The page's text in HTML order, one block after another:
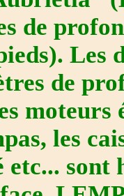
de
Les
de
moteurs
les
etc... sont